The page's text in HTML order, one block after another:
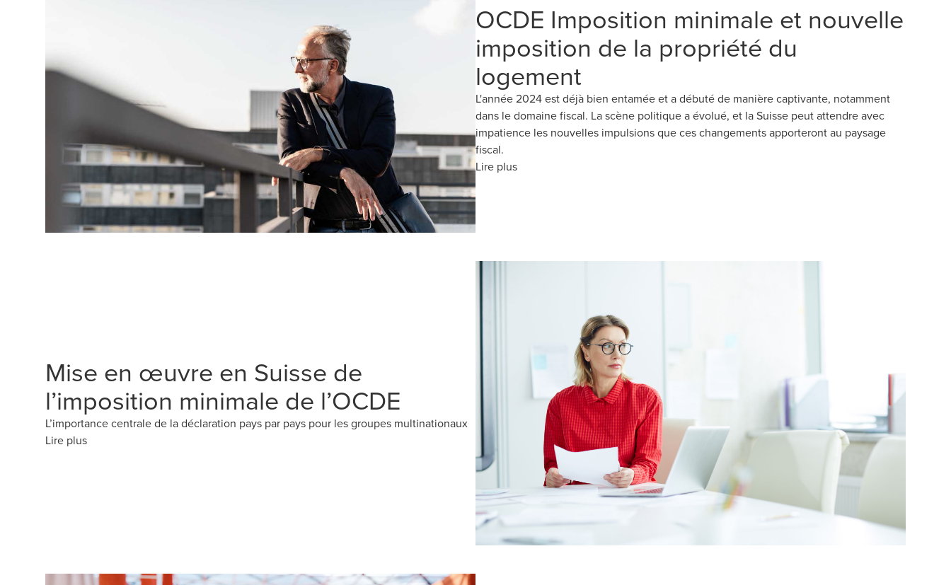
OCDE Imposition minimale et nouvelle
imposition de la propriété du
logement
L'année 2024 est déjà bien entamée et a débuté de manière captivante, notamment
dans le domaine fiscal. La scène politique a évolué, et la Suisse peut attendre avec
impatience les nouvelles impulsions que ces changements apporteront au paysage
fiscal.
Lire plus
Mise en œuvre en Suisse de
l’imposition minimale de l’OCDE
L’importance centrale de la déclaration pays par pays pour les groupes multinationaux
Lire plus